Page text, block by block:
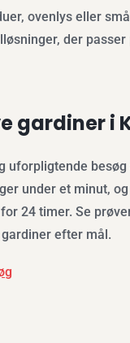
ovenlys eller
der
gardiner i
uforpligtende
under et minut,
24 timer. Se
efter mål.